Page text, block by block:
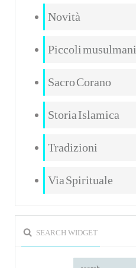
Novità
Piccoli musulmani
Sacro Corano
Storia Islamica
Tradizioni
Via Spirituale
SEARCH WIDGET